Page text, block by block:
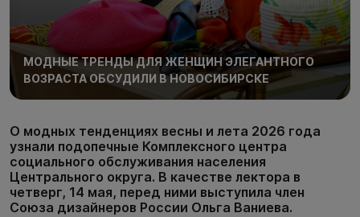
МОДНЫЕ ТРЕНДЫ ДЛЯ ЖЕНЩИН ЭЛЕГАНТНОГО
ВОЗРАСТА ОБСУДИЛИ В НОВОСИБИРСКЕ
О модных тенденциях весны и лета 2026 года
узнали подопечные Комплексного центра
социального обслуживания населения
Центрального округа. В качестве лектора в
четверг, 14 мая, перед ними выступила член
Союза дизайнеров России Ольга Ваниева.